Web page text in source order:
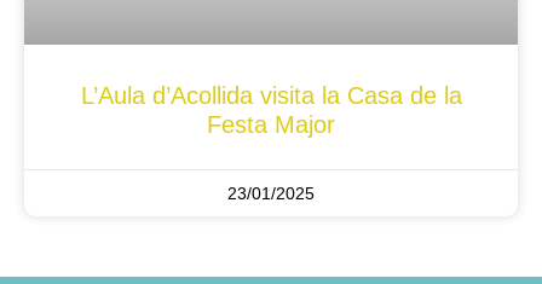
L’Aula d’Acollida visita la Casa de la
Festa Major
23/01/2025